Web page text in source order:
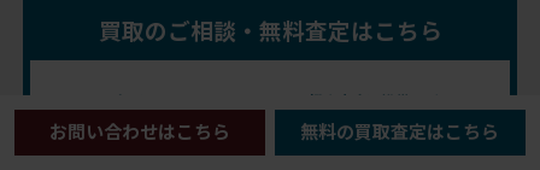
買取のご相談・無料査定はこちら
フリーダイヤル
0120-971-794
買取鑑定士直通携帯電話
090-2495-4483
お問い合わせはこちら 無料の買取査定はこちら